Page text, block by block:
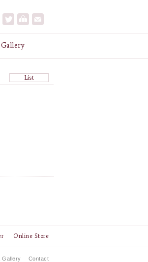
List
Online Store
Gallery Contact